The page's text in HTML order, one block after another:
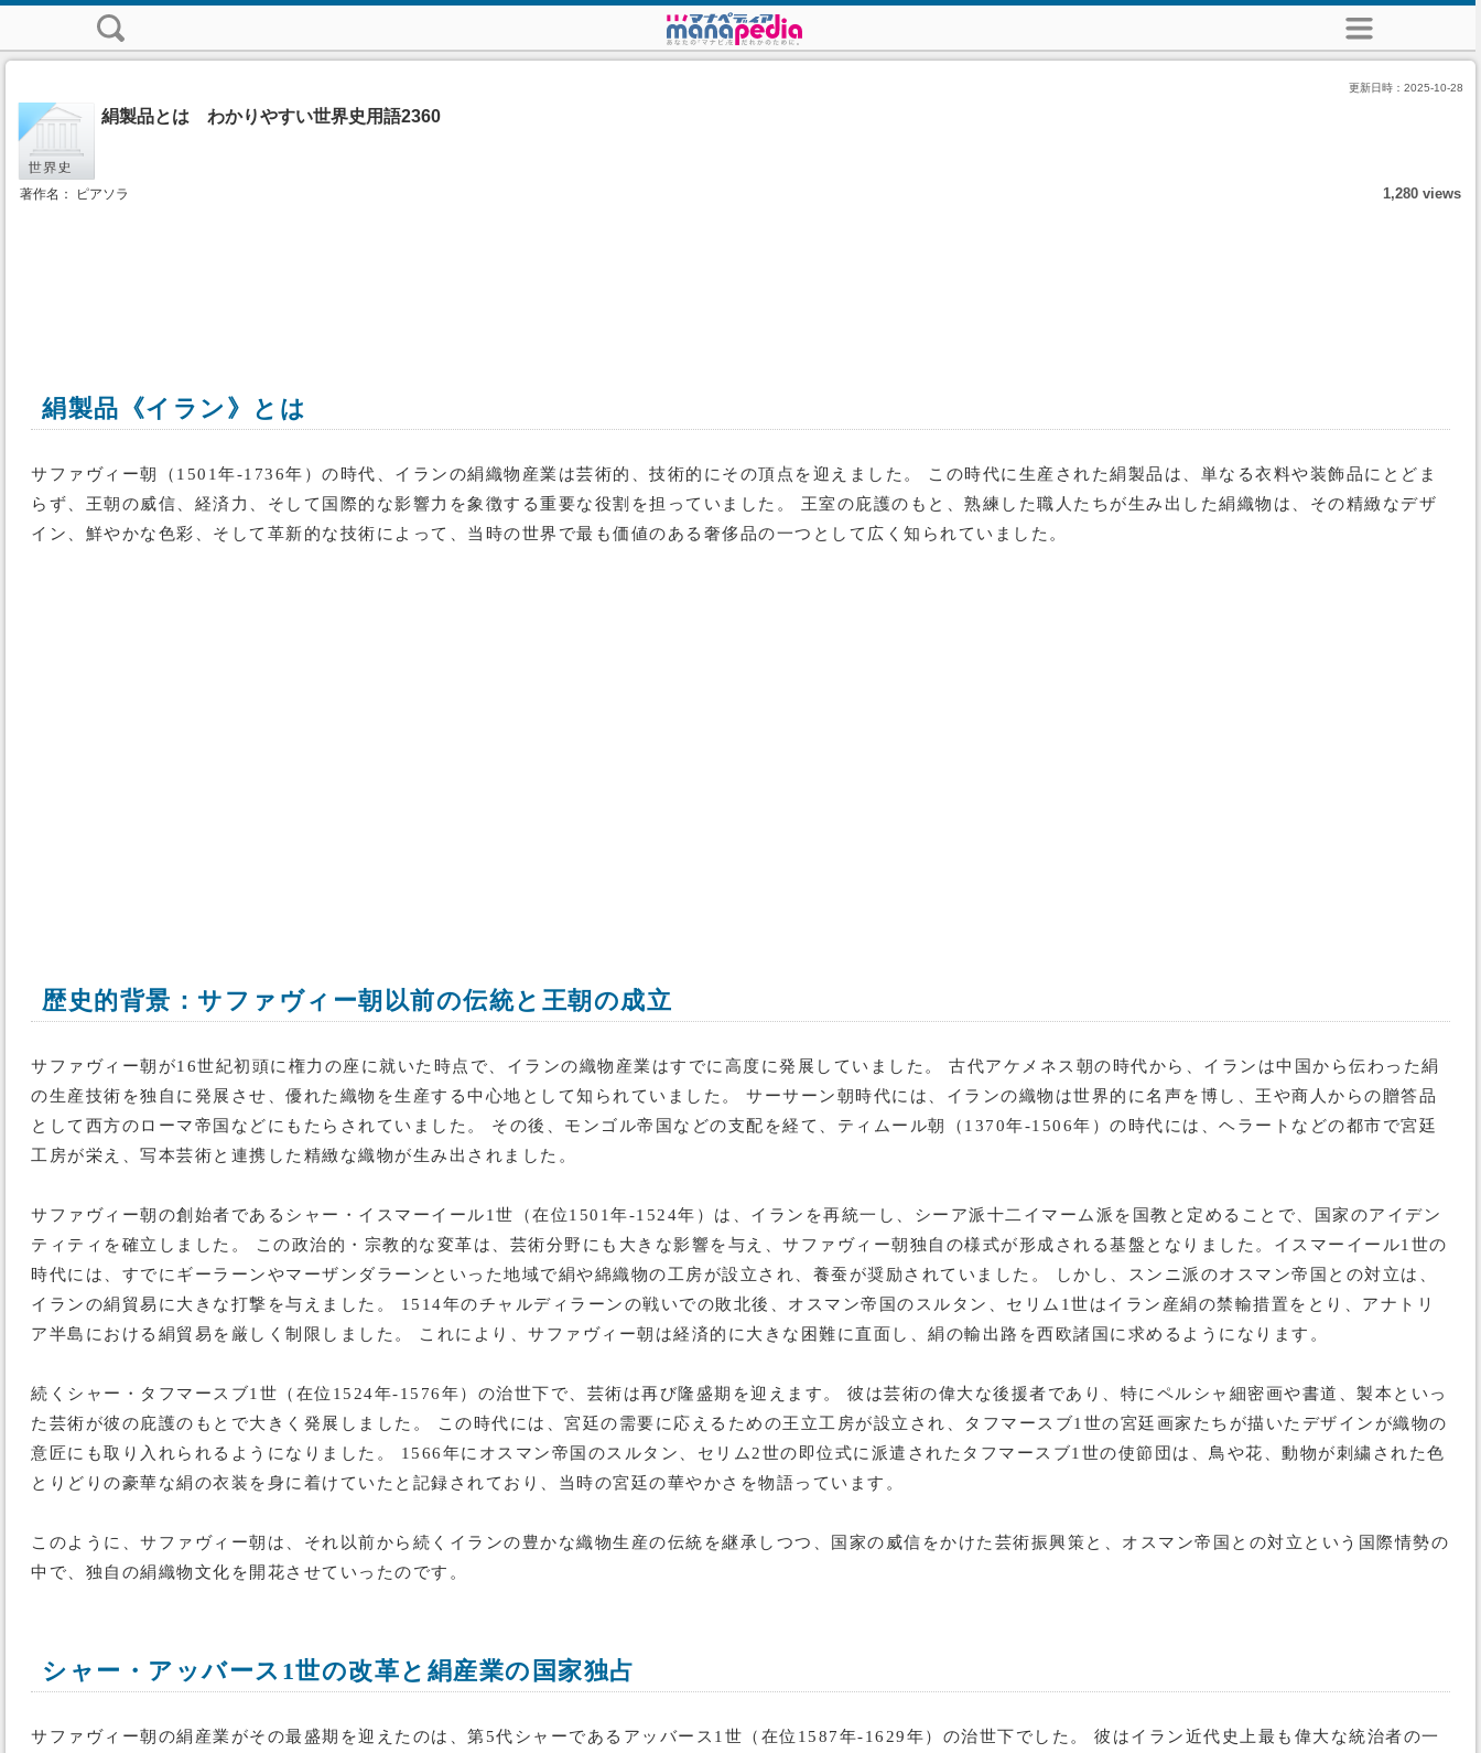
更新日時： 2025-10-28
絹製品とは わかりやすい世界史用語2360
著作名： ピアソラ 1,280 views
絹製品《イラン》とは
サファヴィー朝（1501年-1736年）の時代、イランの絹織物産業は芸術的、技術的にその頂点を迎えました。 この時代に生産された絹製品は、単なる衣料や装飾品にとどま
らず、王朝の威信、経済力、そして国際的な影響力を象徴する重要な役割を担っていました。 王室の庇護のもと、熟練した職人たちが生み出した絹織物は、その精緻なデザ
イン、鮮やかな色彩、そして革新的な技術によって、当時の世界で最も価値のある奢侈品の一つとして広く知られていました。
歴史的背景：サファヴィー朝以前の伝統と王朝の成立
サファヴィー朝が16世紀初頭に権力の座に就いた時点で、イランの織物産業はすでに高度に発展していました。 古代アケメネス朝の時代から、イランは中国から伝わった絹
の生産技術を独自に発展させ、優れた織物を生産する中心地として知られていました。 サーサーン朝時代には、イランの織物は世界的に名声を博し、王や商人からの贈答品
として西方のローマ帝国などにもたらされていました。 その後、モンゴル帝国などの支配を経て、ティムール朝（1370年-1506年）の時代には、ヘラートなどの都市で宮廷
工房が栄え、写本芸術と連携した精緻な織物が生み出されました。
サファヴィー朝の創始者であるシャー・イスマーイール1世（在位1501年-1524年）は、イランを再統一し、シーア派十二イマーム派を国教と定めることで、国家のアイデン
ティティを確立しました。 この政治的・宗教的な変革は、芸術分野にも大きな影響を与え、サファヴィー朝独自の様式が形成される基盤となりました。イスマーイール1世の
時代には、すでにギーラーンやマーザンダラーンといった地域で絹や綿織物の工房が設立され、養蚕が奨励されていました。 しかし、スンニ派のオスマン帝国との対立は、
イランの絹貿易に大きな打撃を与えました。 1514年のチャルディラーンの戦いでの敗北後、オスマン帝国のスルタン、セリム1世はイラン産絹の禁輸措置をとり、アナトリ
ア半島における絹貿易を厳しく制限しました。 これにより、サファヴィー朝は経済的に大きな困難に直面し、絹の輸出路を西欧諸国に求めるようになります。
続くシャー・タフマースブ1世（在位1524年-1576年）の治世下で、芸術は再び隆盛期を迎えます。 彼は芸術の偉大な後援者であり、特にペルシャ細密画や書道、製本といっ
た芸術が彼の庇護のもとで大きく発展しました。 この時代には、宮廷の需要に応えるための王立工房が設立され、タフマースブ1世の宮廷画家たちが描いたデザインが織物の
意匠にも取り入れられるようになりました。 1566年にオスマン帝国のスルタン、セリム2世の即位式に派遣されたタフマースブ1世の使節団は、鳥や花、動物が刺繍された色
とりどりの豪華な絹の衣装を身に着けていたと記録されており、当時の宮廷の華やかさを物語っています。
このように、サファヴィー朝は、それ以前から続くイランの豊かな織物生産の伝統を継承しつつ、国家の威信をかけた芸術振興策と、オスマン帝国との対立という国際情勢の
中で、独自の絹織物文化を開花させていったのです。
シャー・アッバース1世の改革と絹産業の国家独占
サファヴィー朝の絹産業がその最盛期を迎えたのは、第5代シャーであるアッバース1世（在位1587年-1629年）の治世下でした。 彼はイラン近代史上最も偉大な統治者の一